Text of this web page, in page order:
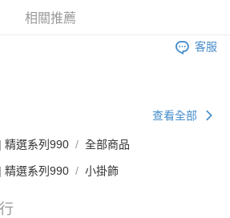
相關推薦
客服
查看全部
選系列990 全部商品
選系列990 小掛飾